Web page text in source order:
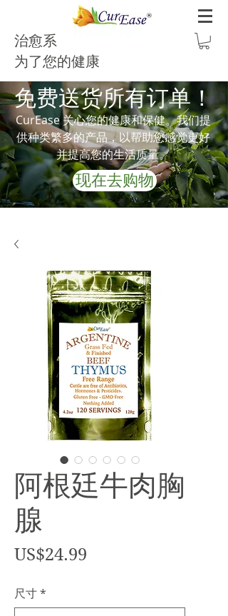
治愈系
为了您的健康
免费送货所有订单！
CurEase 关心您的健康和保健。我们提
供种类繁多的产品，以帮助您感觉更好
并提高您的生活质量。
现在去购物
阿根廷牛肉胸
腺
US$24.99
尺寸*